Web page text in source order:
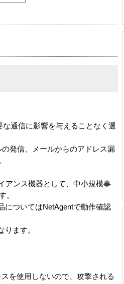
通信に影響を与えることなく選
発信、メールからのアドレス漏
アンス機器として、中小規模事
。
についてはNetAgentで動作確認
ます。
を使用しないので、攻撃される